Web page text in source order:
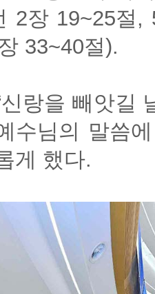
2장 19~25절
33~40절).
랑을 빼앗길
수님의 말씀
게 했다.